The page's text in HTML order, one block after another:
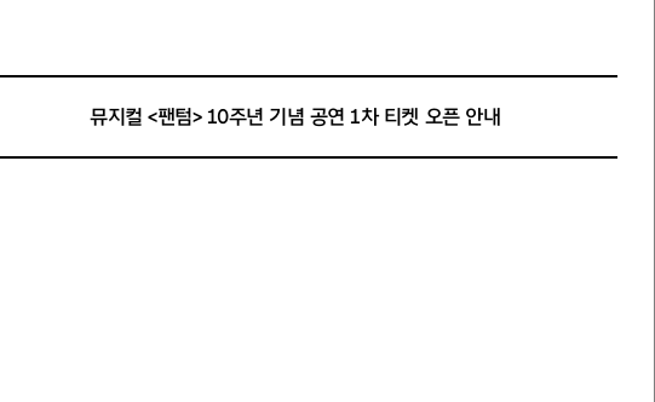
뮤지컬 <팬텀> 10주년 기념 공연 1차 티켓 오픈 안내